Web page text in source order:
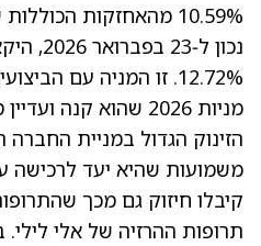
10.59% מהאחזקות הכוללות שלו.
נכון
12.72%. זו המניה עם
מניות 2026 שהוא קנה ועדיין מחזיק.
הזינוק הגדול במניית
משמועות שהיא יעד לרכישה
קיבלו חיזוק גם מכך
תרופות ההרזיה של אלי